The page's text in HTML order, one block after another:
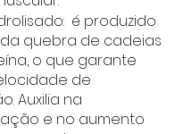
é produzido
quebra de cadeias
o que garante
de
Auxilia na
e no aumento